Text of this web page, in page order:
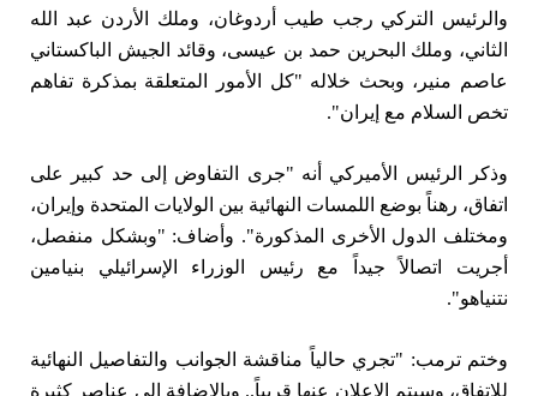
والرئيس التركي رجب طيب أردوغان، وملك الأردن عبد الله
الثاني، وملك البحرين حمد بن عيسى، وقائد الجيش الباكستاني
عاصم منير، وبحث خلاله "كل الأمور المتعلقة بمذكرة تفاهم
تخص السلام مع إيران".
وذكر الرئيس الأميركي أنه "جرى التفاوض إلى حد كبير على
اتفاق، رهناً بوضع اللمسات النهائية بين الولايات المتحدة وإيران،
ومختلف الدول الأخرى المذكورة". وأضاف: "وبشكل منفصل،
أجريت اتصالاً جيداً مع رئيس الوزراء الإسرائيلي بنيامين
نتنياهو".
وختم ترمب: "تجري حالياً مناقشة الجوانب والتفاصيل النهائية
للاتفاق، وسيتم الإعلان عنها قريباً.. وبالإضافة إلى عناصر كثيرة